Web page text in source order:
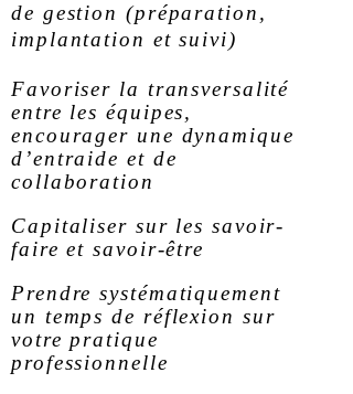
de gestion (préparation,
implantation et suivi)
Favoriser la transversalité
entre les équipes,
encourager une dynamique
d’entraide et de
collaboration
Capitaliser sur les savoir-
faire et savoir-être
Prendre systématiquement
un temps de réflexion sur
votre pratique
professionnelle